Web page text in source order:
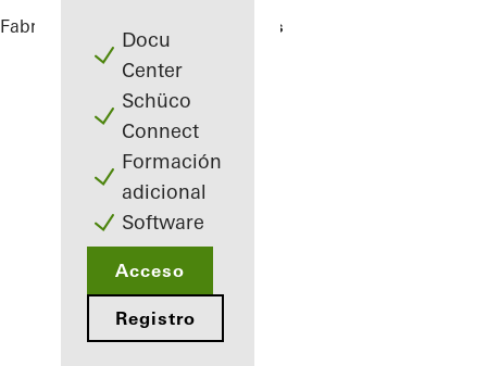
Docu
Center
Schüco
Connect
Formación
adicional
Software
Acceso
Registro
Fabricantes Highlights